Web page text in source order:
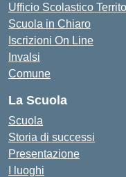
Ufficio Scolastico
Scuola in Chiaro
Iscrizioni On Line
Invalsi
Comune
La Scuola
Scuola
Storia di successi
Presentazione
I luoghi